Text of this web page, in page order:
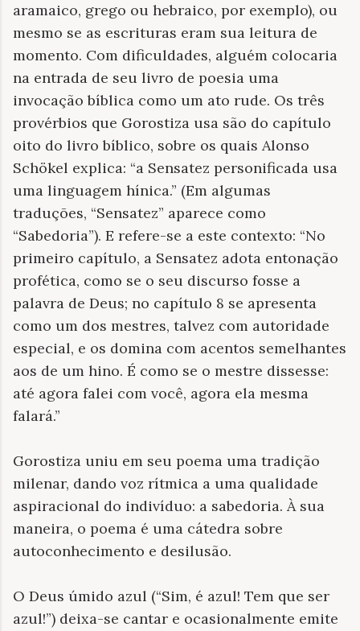
aramaico, grego ou hebraico, por exemplo), ou
mesmo se as escrituras eram sua leitura de
momento. Com dificuldades, alguém colocaria
na entrada de seu livro de poesia uma
invocação bíblica como um ato rude. Os três
provérbios que Gorostiza usa são do capítulo
oito do livro bíblico, sobre os quais Alonso
Schökel explica: “a Sensatez personificada usa
uma linguagem hínica.” (Em algumas
traduções, “Sensatez” aparece como
“Sabedoria”). E refere-se a este contexto: “No
primeiro capítulo, a Sensatez adota entonação
profética, como se o seu discurso fosse a
palavra de Deus; no capítulo 8 se apresenta
como um dos mestres, talvez com autoridade
especial, e os domina com acentos semelhantes
aos de um hino. É como se o mestre dissesse:
até agora falei com você, agora ela mesma
falará.”
Gorostiza uniu em seu poema uma tradição
milenar, dando voz rítmica a uma qualidade
aspiracional do indivíduo: a sabedoria. À sua
maneira, o poema é uma cátedra sobre
autoconhecimento e desilusão.
O Deus úmido azul (“Sim, é azul! Tem que ser
azul!”) deixa-se cantar e ocasionalmente emite